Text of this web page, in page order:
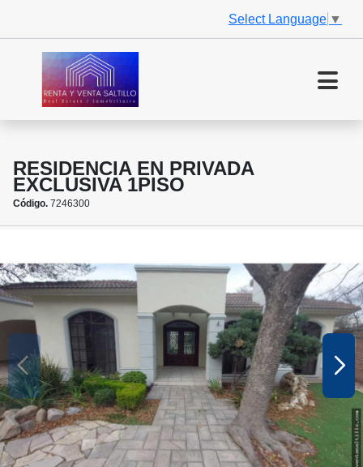
Select Language ▼
RESIDENCIA EN PRIVADA
EXCLUSIVA 1PISO
Código. 7246300